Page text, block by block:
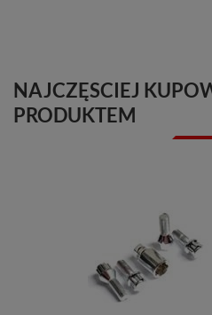
NAJCZĘSCIEJ
PRODUKTEM